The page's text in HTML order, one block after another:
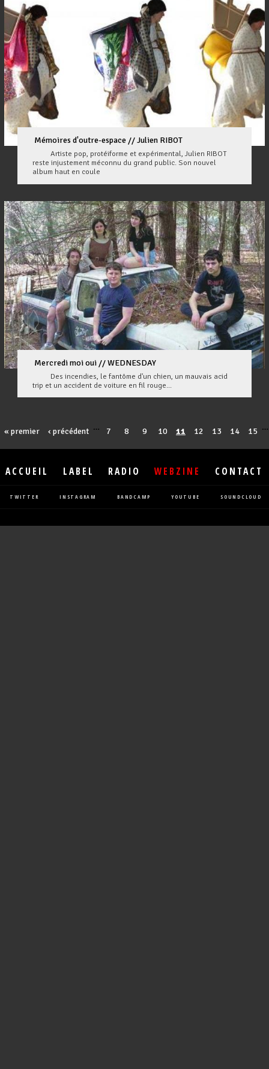
Mémoires d'outre-espace // Julien RIBOT
Artiste pop, protéiforme et expérimental, Julien RIBOT
reste injustement méconnu du grand public. Son nouvel
album haut en coule
Mercredi moi oui // WEDNESDAY
Des incendies, le fantôme d'un chien, un mauvais acid
trip et un accident de voiture en fil rouge...
« premier ‹ précédent … 7 8 9 10 11 12 13 14 15 …
ACCUEIL LABEL RADIO WEBZINE CONTACT
TWITTER INSTAGRAM BANDCAMP YOUTUBE SOUNDCLOUD